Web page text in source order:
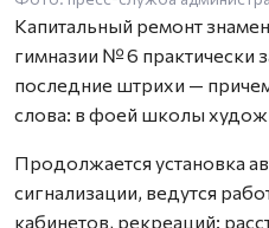
Капитальный ремонт
гимназии № 6 практически
последние штрихи —
слова: в фоей школы
Продолжается установка
сигнализации, ведутся
кабинетов, рекреаций: